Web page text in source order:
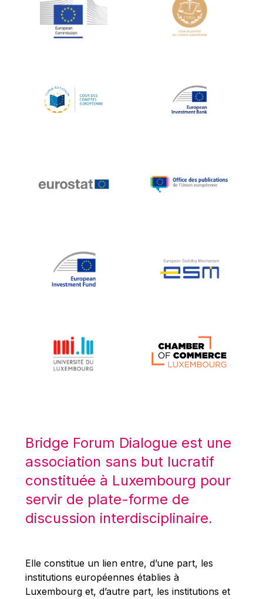
Jean-Louis Schiltz
Jean-Victor Louis
Johnny Åkerholm
Katharien L.C. Hunt
Klaus-Heiner Lehne
Koen LENAERTS
Lars Heikensten
Lucas Papademos
Máire Geoghegan-Quinn
Mario Centeno
Mario Monti
Maroš ŠEFČOVIČ
Martin Bailey
Martine Reicherts
Michael Sohlman
Michel Goedert
Bridge Forum Dialogue est une
association sans but lucratif
constituée à Luxembourg pour
servir de plate-forme de
discussion interdisciplinaire.
Elle constitue un lien entre, d’une part, les
institutions européennes établies à
Luxembourg et, d’autre part, les institutions et